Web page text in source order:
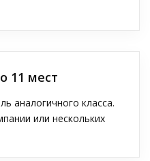
11 мест
аналогичного класса.
или нескольких